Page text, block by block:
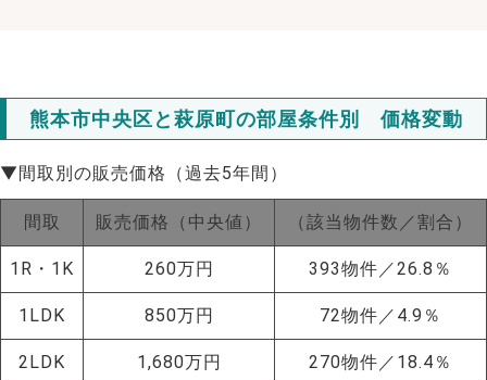
熊本市中央区と萩原町の部屋条件別 価格変動
▼間取別の販売価格（過去5年間）
間取 販売価格（中央値） （該当物件数／割合）
1R・1K 260万円 393物件／26.8％
1LDK 850万円 72物件／4.9％
2LDK 1,680万円 270物件／18.4％